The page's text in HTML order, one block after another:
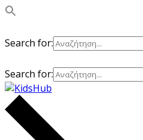
Search for:
Search for: